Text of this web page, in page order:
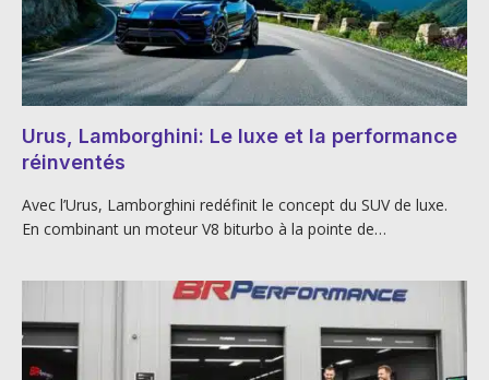
Urus, Lamborghini: Le luxe et la performance
réinventés
Avec l’Urus, Lamborghini redéfinit le concept du SUV de luxe.
En combinant un moteur V8 biturbo à la pointe de…